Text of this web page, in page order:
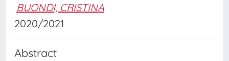
BUONDI, CRISTINA
2020/2021
Abstract